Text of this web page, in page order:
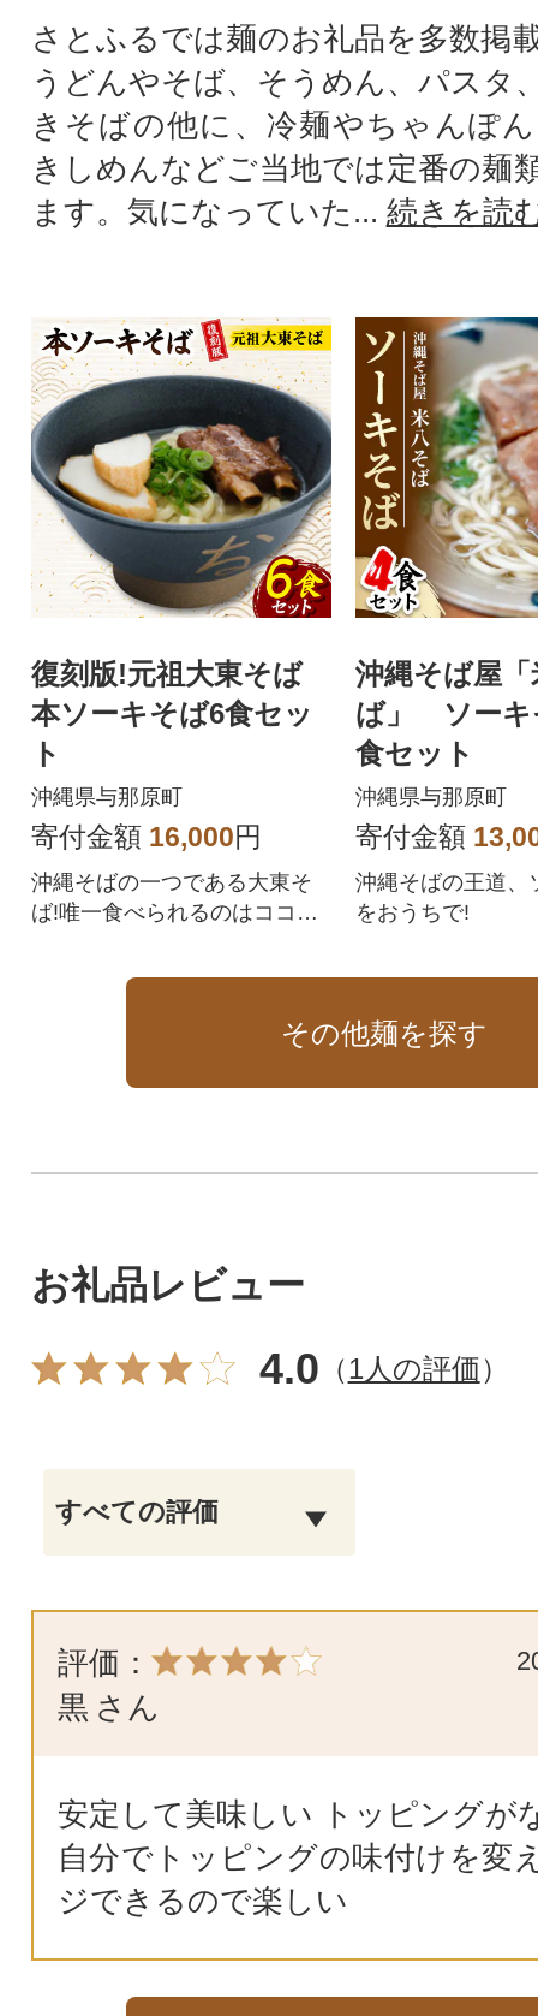
さとふるでは麺のお礼品を多数掲
うどんやそば、そうめん、パスタ
きそばの他に、冷麺やちゃんぽ
きしめんなどご当地では定番の麺
ます。気になっていた... 続きを読
復刻版!元祖大東そば
本ソーキそば6食セッ
ト
沖縄県与那原町
寄付金額 16,000円
沖縄そばの一つである大東そ
ば!唯一食べられるのはココだ
の相性抜群!
沖縄そば屋「
ば」 ソー
食セット
沖縄県与那原町
寄付金額
沖縄そばの王道、
をおうちで!
その他麺を探す
お礼品レビュー
4.0 （1人の評価）
評価：
黒 さん
安定して美味しい トッピングが
自分でトッピングの味付けを変
ジできるので楽しい